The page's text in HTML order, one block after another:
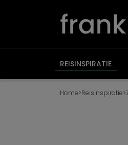
REISINSPIRATIE
Home>Reisinspiratie>